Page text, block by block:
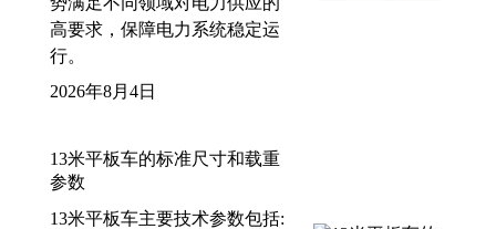
高要求，保障电力系统稳定运
行。
2026年8月4日
13米平板车的标准尺寸和载重
参数
13米平板车主要技术参数包括: